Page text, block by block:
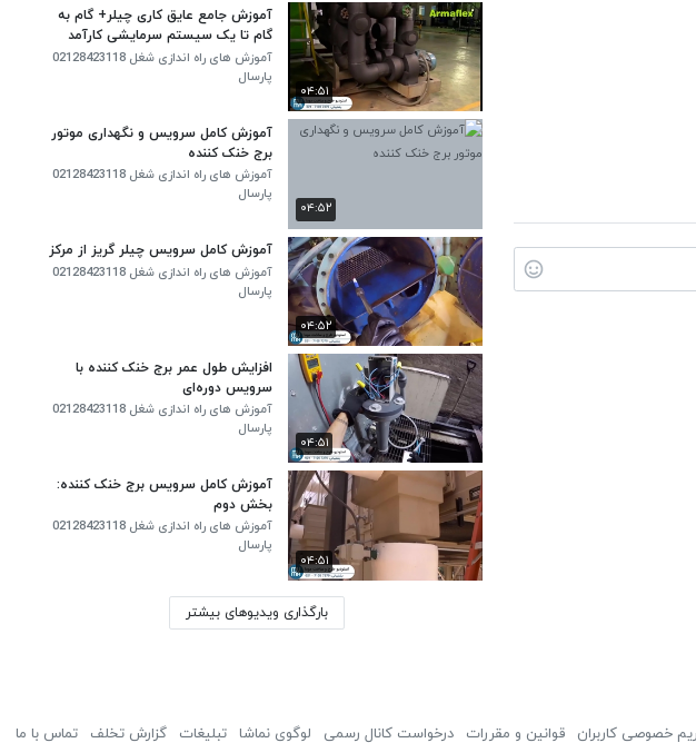
۰۴:۵۱
آموزش جامع عایق کاری چیلر+ گام به
گام تا یک سیستم سرمایشی کارآمد
آموزش های راه اندازی شغل 02128423118
پارسال
۰۴:۵۲
آموزش کامل سرویس و نگهداری موتور
برج خنک کننده
آموزش های راه اندازی شغل 02128423118
پارسال
۰۴:۵۲
آموزش کامل سرویس چیلر گریز از مرکز
آموزش های راه اندازی شغل 02128423118
پارسال
۰۴:۵۱
افزایش طول عمر برج خنک کننده با
سرویس دوره‌ای
آموزش های راه اندازی شغل 02128423118
پارسال
۰۴:۵۱
آموزش کامل سرویس برج خنک کننده:
بخش دوم
آموزش های راه اندازی شغل 02128423118
پارسال
بارگذاری ویدیوهای بیشتر
خصوصی کاربران قوانین و مقررات درخواست کانال رسمی لوگوی نماشا تبلیغات گزارش تخلف تماس با ما